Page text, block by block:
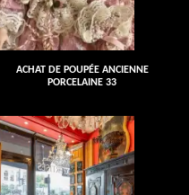
ACHAT DE POUPÉE ANCIENNE
PORCELAINE 33